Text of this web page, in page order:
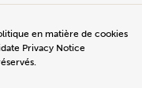
en matière de cookies
Privacy Notice